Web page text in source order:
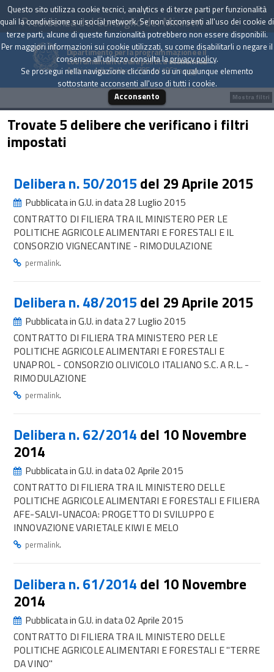
Presidenza del Consiglio dei Ministri
Dipartimento per la programmazione e il
coordinamento della politica economica
Archivio delle Delibere CIPE dal 1967 a oggi
Trovate 5 delibere che verificano i filtri
impostati
Delibera n. 50/2015 del 29 Aprile 2015
Pubblicata in G.U. in data 28 Luglio 2015
CONTRATTO DI FILIERA TRA IL MINISTERO PER LE
POLITICHE AGRICOLE ALIMENTARI E FORESTALI E IL
CONSORZIO VIGNECANTINE - RIMODULAZIONE
permalink.
Delibera n. 48/2015 del 29 Aprile 2015
Pubblicata in G.U. in data 27 Luglio 2015
CONTRATTO DI FILIERA TRA MINISTERO PER LE
POLITICHE AGRICOLE ALIMENTARI E FORESTALI E
UNAPROL - CONSORZIO OLIVICOLO ITALIANO S.C. A R.L. -
RIMODULAZIONE
permalink.
Delibera n. 62/2014 del 10 Novembre
2014
Pubblicata in G.U. in data 02 Aprile 2015
CONTRATTO DI FILIERA TRA IL MINISTERO DELLE
POLITICHE AGRICOLE ALIMENTARI E FORESTALI E FILIERA
AFE-SALVI-UNACOA: PROGETTO DI SVILUPPO E
INNOVAZIONE VARIETALE KIWI E MELO
permalink.
Delibera n. 61/2014 del 10 Novembre
2014
Pubblicata in G.U. in data 02 Aprile 2015
CONTRATTO DI FILIERA TRA IL MINISTERO DELLE
POLITICHE AGRICOLE ALIMENTARI E FORESTALI E "TERRE
DA VINO"
Mostra filtri
Questo sito utilizza cookie tecnici, analytics e di terze parti per funzionalità
quali la condivisione sui social network. Se non acconsenti all'uso dei cookie di
terze parti, alcune di queste funzionalità potrebbero non essere disponibili.
Per maggiori informazioni sui cookie utilizzati, su come disabilitarli o negare il
consenso all'utilizzo consulta laprivacy policy.
Se prosegui nella navigazione cliccando su un qualunque elemento
sottostante acconsenti all'uso di tutti i cookie.
Acconsento